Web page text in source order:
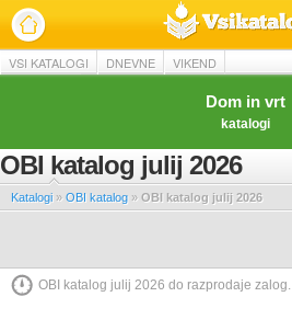
VSI KATALOGI DNEVNE VIKEND
Dom in vrt
katalogi
OBI katalog julij 2026
Katalogi » OBI katalog » OBI katalog julij 2026
OBI katalog julij 2026 do razprodaje zalog.